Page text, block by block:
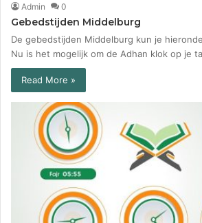
Admin 0
Gebedstijden Middelburg
De gebedstijden Middelburg kun je
Nu is het mogelijk om de Adhan klok op je
Read More »